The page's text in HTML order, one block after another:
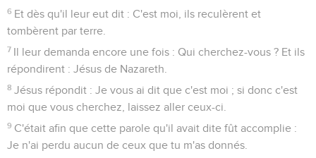
6 Et dès qu'il leur eut dit : C'est moi, ils reculèrent et
tombèrent par terre.
7 Il leur demanda encore une fois : Qui cherchez-vous ? Et ils
répondirent : Jésus de Nazareth.
8 Jésus répondit : Je vous ai dit que c'est moi ; si donc c'est
moi que vous cherchez, laissez aller ceux-ci.
9 C'était afin que cette parole qu'il avait dite fût accomplie :
Je n'ai perdu aucun de ceux que tu m'as donnés.